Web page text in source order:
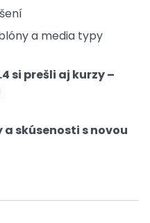
a media typy
si prešli aj kurzy –
a skúsenosti s novou